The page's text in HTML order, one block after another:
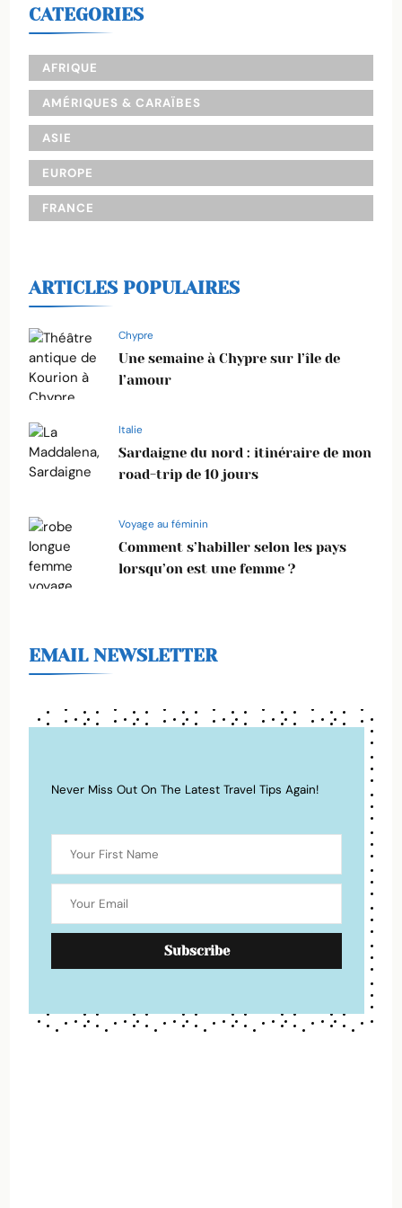
CATEGORIES
AFRIQUE
AMÉRIQUES & CARAÏBES
ASIE
EUROPE
FRANCE
ARTICLES POPULAIRES
Chypre
Une semaine à Chypre sur l’île de
l’amour
Italie
Sardaigne du nord : itinéraire de mon
road-trip de 10 jours
Voyage au féminin
Comment s’habiller selon les pays
lorsqu’on est une femme ?
EMAIL NEWSLETTER
Never Miss Out On The Latest Travel Tips Again!